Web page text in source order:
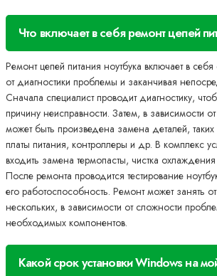
Что включает в себя ремонт цепей
Ремонт цепей питания ноутбука включает в
от диагностики проблемы и заканчивая
Сначала специалист проводит диагностику,
причину неисправности. Затем, в зависимости
может быть произведена замена деталей,
платы питания, контроллеры и др. В комплекс
входить замена термопасты, чистка
После ремонта проводится тестирование
его работоспособность. Ремонт может занять
нескольких, в зависимости от сложности
необходимых компонентов.
Какой срок установки Windows на